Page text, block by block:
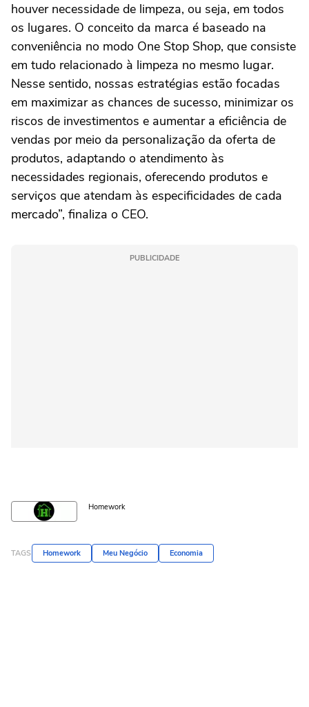
houver necessidade de limpeza, ou seja, em todos
os lugares. O conceito da marca é baseado na
conveniência no modo One Stop Shop, que consiste
em tudo relacionado à limpeza no mesmo lugar.
Nesse sentido, nossas estratégias estão focadas
em maximizar as chances de sucesso, minimizar os
riscos de investimentos e aumentar a eficiência de
vendas por meio da personalização da oferta de
produtos, adaptando o atendimento às
necessidades regionais, oferecendo produtos e
serviços que atendam às especificidades de cada
mercado”, finaliza o CEO.
PUBLICIDADE
Homework
TAGS Homework Meu Negócio Economia